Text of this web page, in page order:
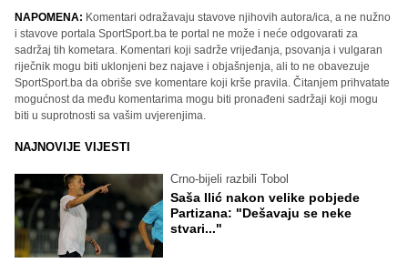
NAPOMENA: Komentari odražavaju stavove njihovih autora/ica, a ne nužno
i stavove portala SportSport.ba te portal ne može i neće odgovarati za
sadržaj tih kometara. Komentari koji sadrže vrijeđanja, psovanja i vulgaran
riječnik mogu biti uklonjeni bez najave i objašnjenja, ali to ne obavezuje
SportSport.ba da obriše sve komentare koji krše pravila. Čitanjem prihvatate
mogućnost da među komentarima mogu biti pronađeni sadržaji koji mogu
biti u suprotnosti sa vašim uvjerenjima.
NAJNOVIJE VIJESTI
Crno-bijeli razbili Tobol
Saša Ilić nakon velike pobjede
Partizana: "Dešavaju se neke
stvari..."